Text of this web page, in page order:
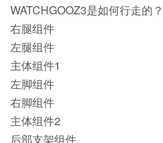
WATCHGOOZ3是如何行走的？
右腿组件
左腿组件
主体组件1
左脚组件
右脚组件
主体组件2
后部支架组件